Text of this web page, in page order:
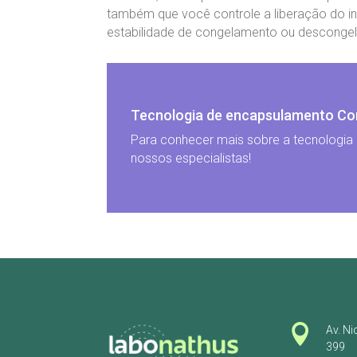
também que você controle a liberação do
estabilidade de congelamento ou
Tecnologia de encapsulamento
Para conhecer mais sobre a
nossos especialistas!

Av.
399